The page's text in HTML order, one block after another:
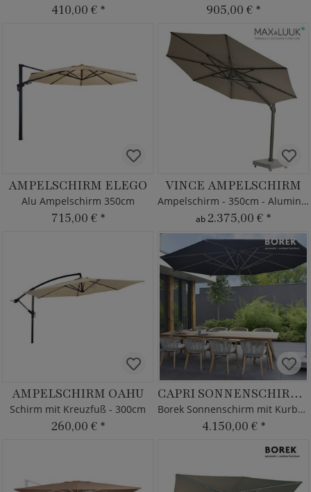
410,00 € * 905,00 € *
AMPELSCHIRM ELEGO
Alu Ampelschirm 350cm
715,00 € *
VINCE AMPELSCHIRM
Ampelschirm - 350cm - Aluminium - Kurbelsystem
ab2.375,00 € *
AMPELSCHIRM OAHU
Schirm mit Kreuzfuß - 300cm
260,00 € *
CAPRI SONNENSCHIRM GRAPHITE
Borek Sonnenschirm mit Kurbelsystem
4.150,00 € *